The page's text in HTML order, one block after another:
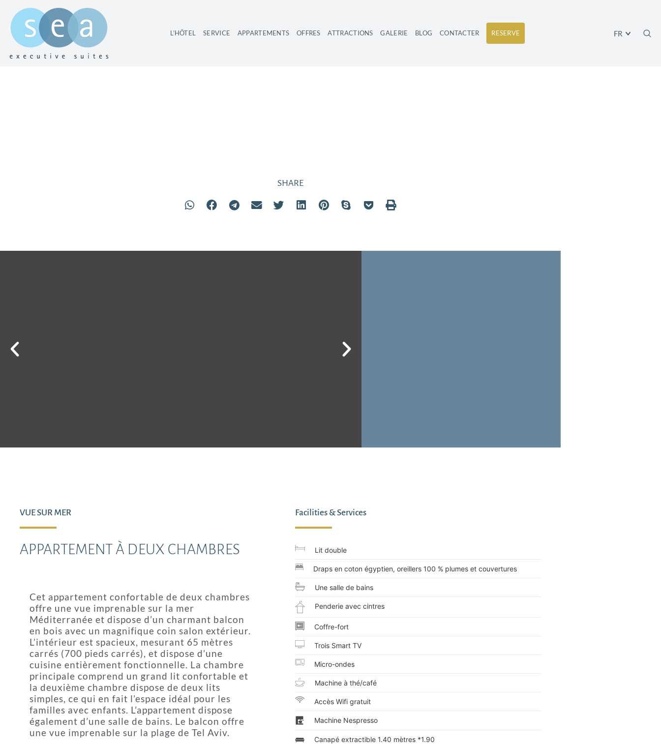
FR
L’HÔTEL SERVICE APPARTEMENTS OFFRES ATTRACTIONS GALERIE BLOG CONTACTER RESERVE
SHARE
VUE SUR MER
APPARTEMENT À DEUX CHAMBRES
Cet appartement confortable de deux chambres
offre une vue imprenable sur la mer
Méditerranée et dispose d’un charmant balcon
en bois avec un magnifique coin salon extérieur.
L’intérieur est spacieux, mesurant 65 mètres
carrés (700 pieds carrés), et dispose d’une
cuisine entièrement fonctionnelle. La chambre
principale comprend un grand lit confortable et
la deuxième chambre dispose de deux lits
simples, ce qui en fait l’espace idéal pour les
familles avec enfants. L’appartement dispose
également d’une salle de bains. Le balcon offre
une vue imprenable sur la plage de Tel Aviv.
Facilities & Services
Lit double
Draps en coton égyptien, oreillers 100 % plumes et couvertures
Une salle de bains
Penderie avec cintres
Coffre-fort
Trois Smart TV
Micro-ondes
Machine à thé/café
Accès Wifi gratuit
Machine Nespresso
Canapé extractible 1.40 mètres *1.90